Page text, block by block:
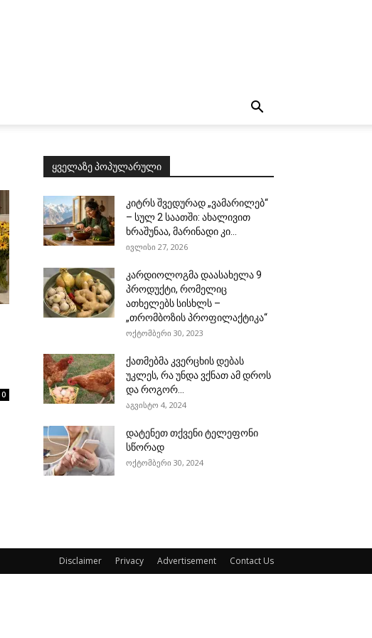
0
ყველაზე პოპულარული
კიტრს შვედურად „ვამარილებ“
– სულ 2 საათში: ახალივით
ხრაშუნაა, მარინადი კი...
ივლისი 27, 2026
კარდიოლოგმა დაასახელა 9
პროდუქტი, რომელიც
ათხელებს სისხლს –
„თრომბოზის პროფილაქტიკა“
ოქტომბერი 30, 2023
ქათმებმა კვერცხის დებას
უკლეს, რა უნდა ვქნათ ამ დროს
და როგორ...
აგვისტო 4, 2024
დატენეთ თქვენი ტელეფონი
სწორად
ოქტომბერი 30, 2024
Disclaimer Privacy Advertisement Contact Us